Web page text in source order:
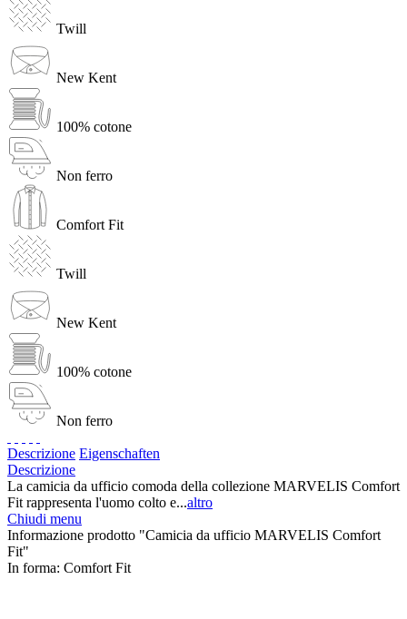
Twill
New Kent
100% cotone
Non ferro
Comfort Fit
Twill
New Kent
100% cotone
Non ferro
Descrizione Eigenschaften
Descrizione
La camicia da ufficio comoda della collezione MARVELIS Comfort
Fit rappresenta l'uomo colto e...altro
Chiudi menu
Informazione prodotto "Camicia da ufficio MARVELIS Comfort
Fit"
In forma: Comfort Fit